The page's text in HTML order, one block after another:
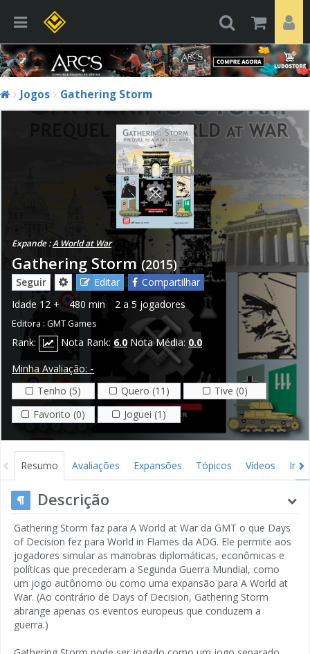
Jogos Gathering Storm
Expande :A World at War
Gathering Storm (2015)
Seguir Editar
Compartilhar
Idade 12 + 480 min 2 a 5 jogadores
Editora : GMT Games
Rank: Nota Rank: 6.0 Nota Média: 0.0
Minha Avaliação: -
Tenho (5)
Quero (11)
Tive (0)
Favorito (0)
Joguei (1)
Resumo Avaliações Expansões Tópicos Vídeos
Descrição
Gathering Storm faz para A World at War da GMT o que Days
of Decision fez para World in Flames da ADG. Ele permite aos
jogadores simular as manobras diplomáticas, econômicas e
políticas que precederam a Segunda Guerra Mundial, como
um jogo autônomo ou como uma expansão para A World at
War. (Ao contrário de Days of Decision, Gathering Storm
abrange apenas os eventos europeus que conduzem a
guerra.)